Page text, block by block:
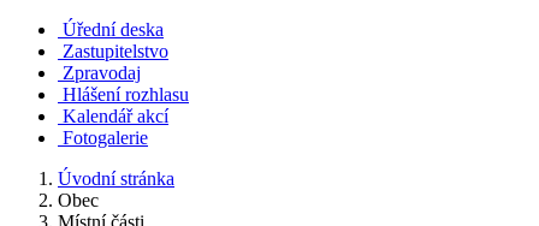
Úřední deska
Zastupitelstvo
Zpravodaj
Hlášení rozhlasu
Kalendář akcí
Fotogalerie
Úvodní stránka
Obec
Místní části